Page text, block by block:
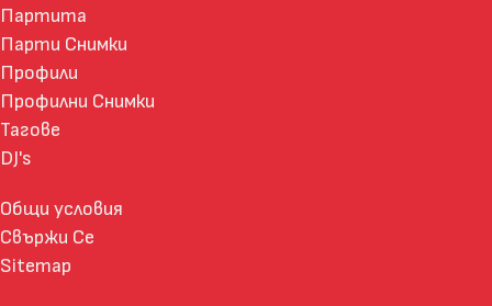
Партита
Парти Снимки
Профили
Профилни Снимки
Тагове
DJ's
Общи условия
Свържи Се
Sitemap